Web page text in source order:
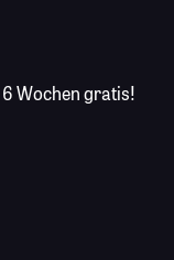
6 Wochen gratis!